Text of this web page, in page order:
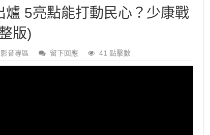
爐 5亮點能打動民心？少康戰
版)
影音專區 留下回應 41 點擊數